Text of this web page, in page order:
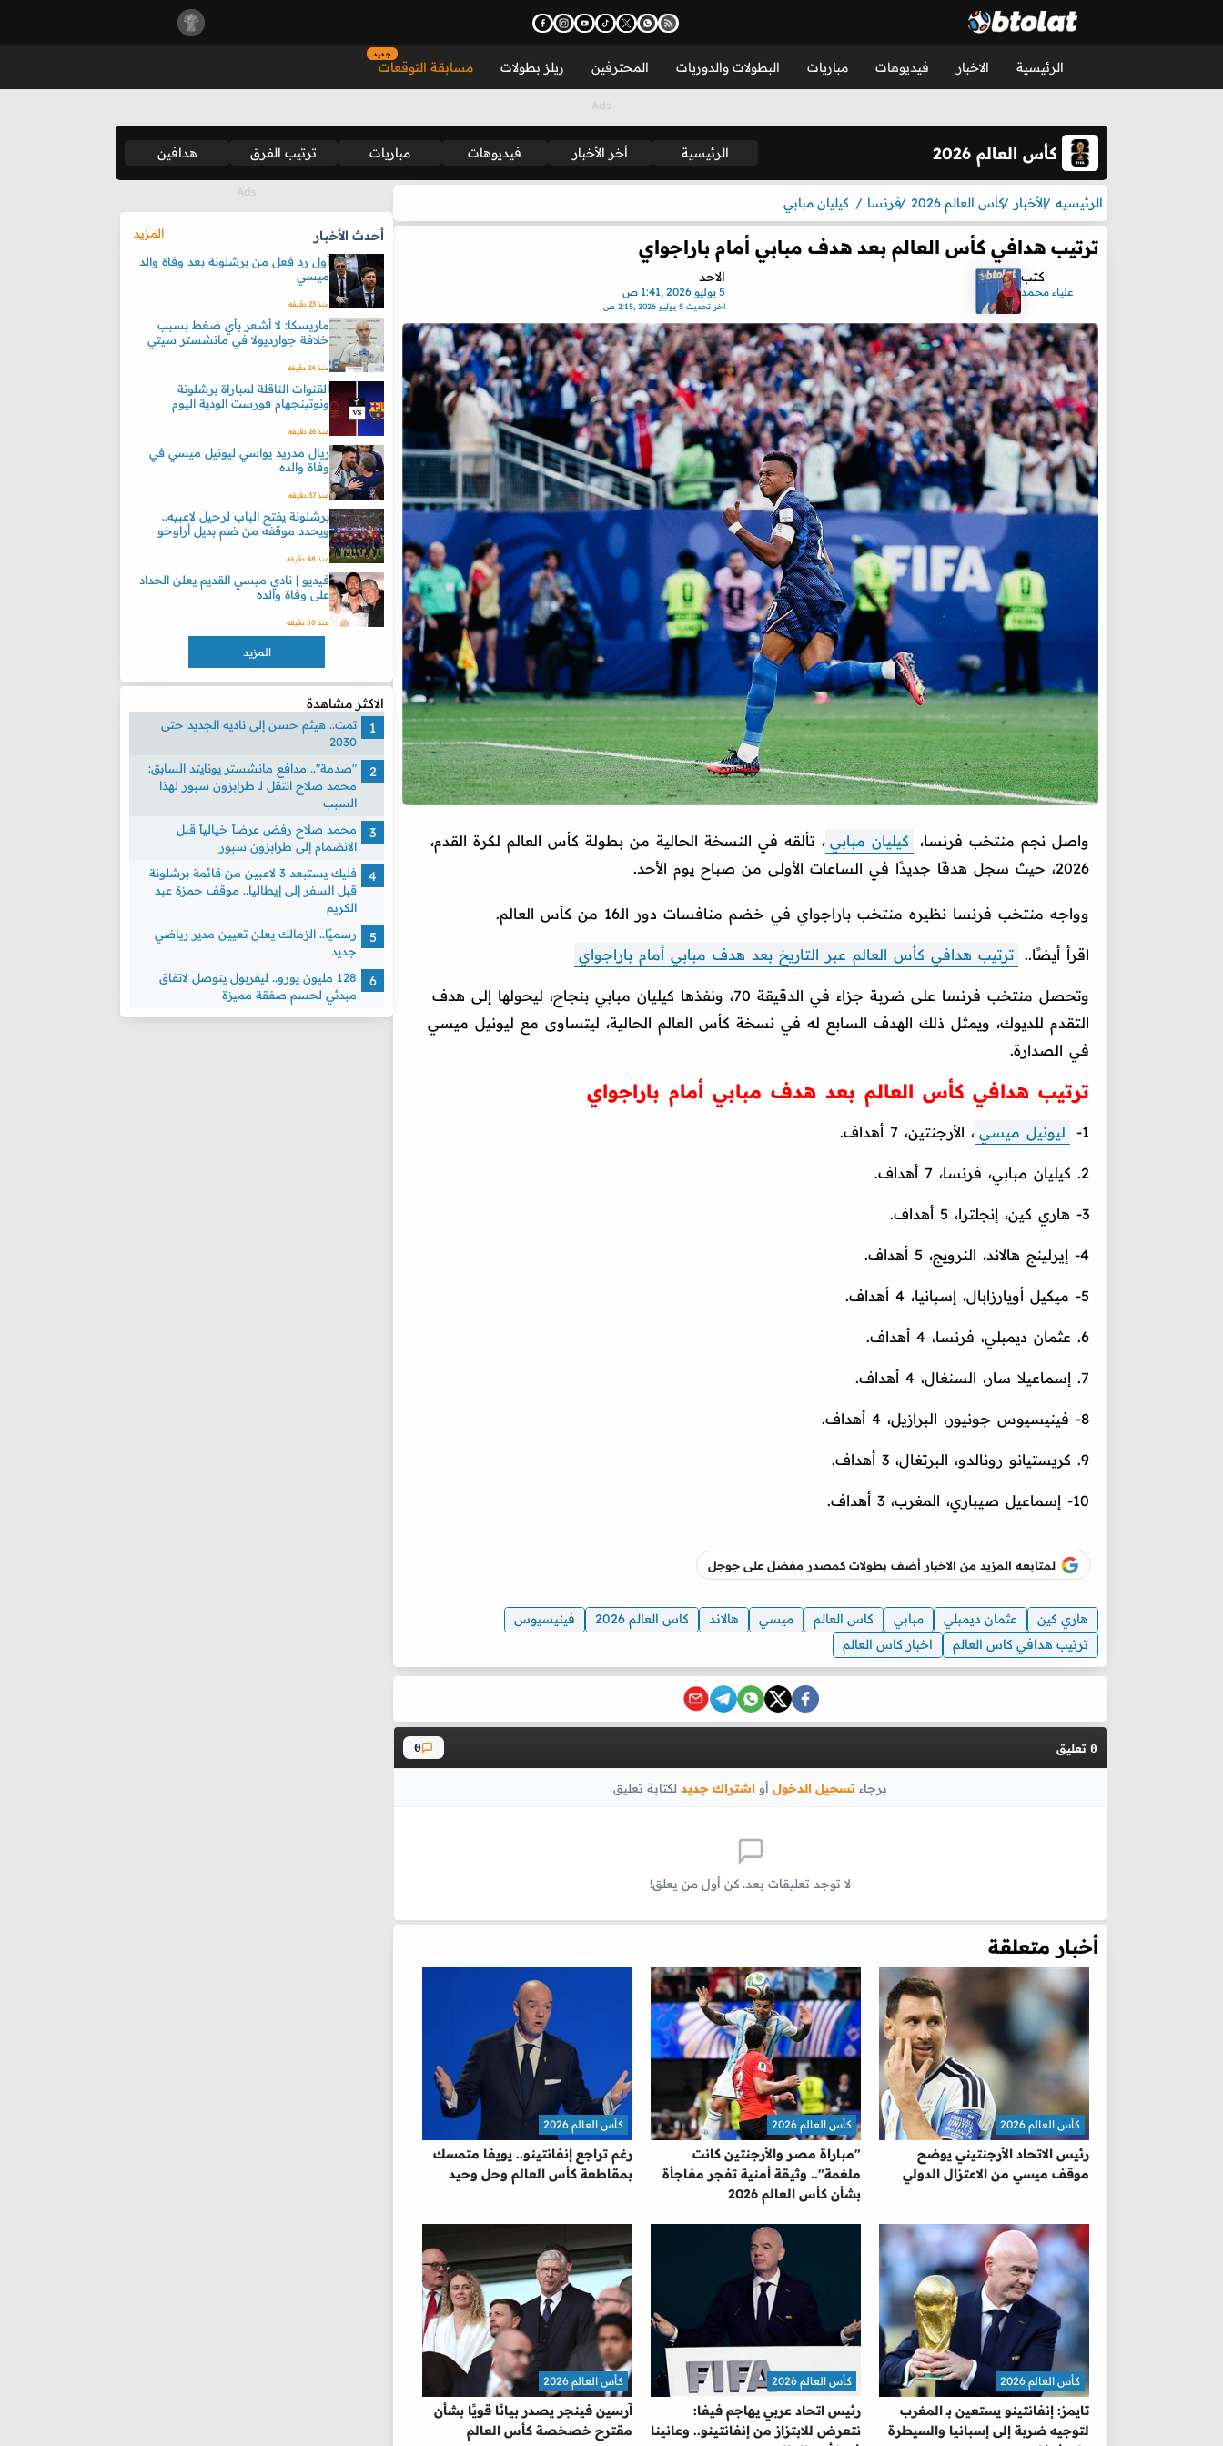
الرئيسية الاخبار فيديوهات مباريات البطولات والدوريات المحترفين ريلز بطولات مسابقة التوقعات
جديد
كأس العالم 2026 الرئيسية أخر الأخبار فيديوهات مباريات ترتيب الفرق هدافين
الرئيسيه الأخبار كأس العالم 2026 فرنسا كيليان مبابي
ترتيب هدافي كأس العالم بعد هدف مبابي أمام باراجواي
كتب
علياء محمد
الاحد
5 يوليو 2026 ,1:41 ص
اخر تحديث 5 يوليو 2026 ,2:15 ص
واصل نجم منتخب فرنسا، كيليان مبابي ، تألقه في النسخة الحالية من بطولة كأس العالم لكرة القدم،
2026، حيث سجل هدفًا جديدًا في الساعات الأولى من صباح يوم الأحد.
وواجه منتخب فرنسا نظيره منتخب باراجواي في خضم منافسات دور الـ16 من كأس العالم.
اقرأ أيضًا.. ترتيب هدافي كأس العالم عبر التاريخ بعد هدف مبابي أمام باراجواي
وتحصل منتخب فرنسا على ضربة جزاء في الدقيقة 70، ونفذها كيليان مبابي بنجاح، ليحولها إلى هدف
التقدم للديوك، ويمثل ذلك الهدف السابع له في نسخة كأس العالم الحالية، ليتساوى مع ليونيل ميسي
في الصدارة.
ترتيب هدافي كأس العالم بعد هدف مبابي أمام باراجواي
1- ليونيل ميسي ، الأرجنتين، 7 أهداف.
2. كيليان مبابي، فرنسا، 7 أهداف.
3- هاري كين، إنجلترا، 5 أهداف.
4- إيرلينج هالاند، النرويج، 5 أهداف.
5- ميكيل أويارزابال، إسبانيا، 4 أهداف.
6. عثمان ديمبلي، فرنسا، 4 أهداف.
7. إسماعيلا سار، السنغال، 4 أهداف.
8- فينيسيوس جونيور، البرازيل، 4 أهداف.
9. كريستيانو رونالدو، البرتغال، 3 أهداف.
10- إسماعيل صيباري، المغرب، 3 أهداف.
لمتابعه المزيد من الاخبار أضف بطولات كمصدر مفضل على جوجل
هاري كين عثمان ديمبلي مبابي كاس العالم ميسي هالاند كاس العالم 2026
فينيسيوس
ترتيب هدافي كاس العالم
اخبار كاس العالم
0 تعليق 0
برجاء تسجيل الدخول أو اشتراك جديد لكتابة تعليق
لا توجد تعليقات بعد. كن أول من يعلق!
أخبار متعلقة
رئيس الاتحاد الأرجنتيني يوضح
موقف ميسي من الاعتزال الدولي
كأس العالم 2026
"مباراة مصر والأرجنتين كانت
ملغمة".. وثيقة أمنية تفجر مفاجأة
بشأن كأس العالم 2026
كأس العالم 2026
رغم تراجع إنفانتينو.. يويفا متمسك
بمقاطعة كأس العالم وحل وحيد
كأس العالم 2026
تايمز: إنفانتينو يستعين بـ المغرب
لتوجيه ضربة إلى إسبانيا والسيطرة
كأس العالم 2026
رئيس اتحاد عربي يهاجم فيفا:
نتعرض للابتزاز من إنفانتينو.. وعانينا
كأس العالم 2026
آرسين فينجر يصدر بيانًا قويًا بشأن
مقترح خصخصة كأس العالم
كأس العالم 2026
أحدث الأخبار
المزيد
أول رد فعل من برشلونة بعد وفاة والد
ميسي
منذ 23 دقيقه
ماريسكا: لا أشعر بأي ضغط بسبب
خلافة جوارديولا في مانشستر سيتي
منذ 24 دقيقه
القنوات الناقلة لمباراة برشلونة
ونوتينجهام فورست الودية اليوم
منذ 26 دقيقه
ريال مدريد يواسي ليونيل ميسي في
وفاة والده
منذ 37 دقيقه
برشلونة يفتح الباب لرحيل لاعبيه..
ويحدد موقفه من ضم بديل أراوخو
منذ 48 دقيقه
فيديو | نادي ميسي القديم يعلن الحداد
على وفاة والده
منذ 50 دقيقه
المزيد
الاكثر مشاهدة
تمت.. هيثم حسن إلى ناديه الجديد حتى
2030
"صدمة".. مدافع مانشستر يونايتد السابق:
محمد صلاح انتقل لـ طرابزون سبور لهذا
السبب
محمد صلاح رفض عرضاً خيالياً قبل
الانضمام إلى طرابزون سبور
فليك يستبعد 3 لاعبين من قائمة برشلونة
قبل السفر إلى إيطاليا.. موقف حمزة عبد
الكريم
رسميًا.. الزمالك يعلن تعيين مدير رياضي
جديد
128 مليون يورو.. ليفربول يتوصل لاتفاق
مبدئي لحسم صفقة مميزة